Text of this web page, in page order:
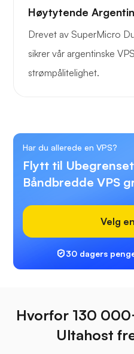
Høytytende
Drevet av SuperMicro
sikrer vår argentinske
strømpålitelighet.
Har du allerede en VPS?
Flytt til Ubegrenset
Båndbredde VPS
Velg
30 dagers
Hvorfor 130
Ultahost